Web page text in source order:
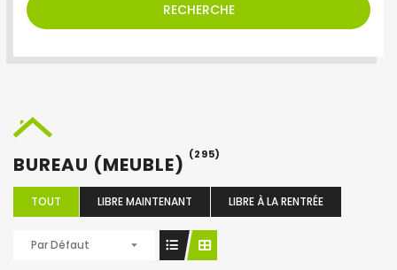
RECHERCHE
BUREAU (MEUBLE) (295)
TOUT LIBRE MAINTENANT LIBRE À LA RENTRÉE
Par Défaut